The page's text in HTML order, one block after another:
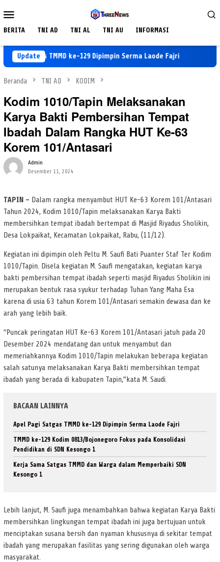
ke
Mobile
BERITA TNI AD TNI AL TNI AU INFORMASI
Update
Satgas TMMD ke-129 Dipimpin Serma Laode Fajri
Beranda TNI AD KODIM
Kodim 1010/Tapin Melaksanakan
Karya Bakti Pembersihan Tempat
Ibadah Dalam Rangka HUT Ke-63
Korem 101/Antasari
Admin
Desember 11, 2024
TAPIN – Dalam rangka menyambut HUT Ke-63 Korem 101/Antasari
Tahun 2024, Kodim 1010/Tapin melaksanakan Karya Bakti
membersihkan tempat ibadah bertempat di Masjid Riyadus Sholikin,
Desa Lokpaikat, Kecamatan Lokpaikat, Rabu, (11/12).
Kegiatan ini dipimpin oleh Peltu M. Saufi Bati Puanter Staf Ter Kodim
1010/Tapin. Disela kegiatan M. Saufi mengatakan, kegiatan karya
bakti pembersihan tempat ibadah seperti masjid Riyadus Sholikin ini
merupakan bentuk rasa syukur terhadap Tuhan Yang Maha Esa
karena di usia 63 tahun Korem 101/Antasari semakin dewasa dan ke
arah yang lebih baik.
“Puncak peringatan HUT Ke-63 Korem 101/Antasari jatuh pada 20
Desember 2024 mendatang dan untuk menyambut dan
memeriahkannya Kodim 1010/Tapin melakukan beberapa kegiatan
salah satunya melaksanakan Karya Bakti membersihkan tempat
ibadah yang berada di kabupaten Tapin,”kata M. Saudi.
BACAAN LAINNYA
Apel Pagi Satgas TMMD ke-129 Dipimpin Serma Laode Fajri
TMMD ke-129 Kodim 0813/Bojonegoro Fokus pada Konsolidasi
Pendidikan di SDN Kesongo 1
Kerja Sama Satgas TMMD dan Warga dalam Memperbaiki SDN
Kesongo 1
Lebih lanjut, M. Saufi juga menambahkan bahwa kegiatan Karya Bakti
membersihkan lingkungan tempat ibadah ini juga bertujuan untuk
menciptakan susana bersih dan nyaman khususnya di sekitar tempat
ibadah yang merupakan fasilitas yang sering digunakan oleh warga
masyarakat.